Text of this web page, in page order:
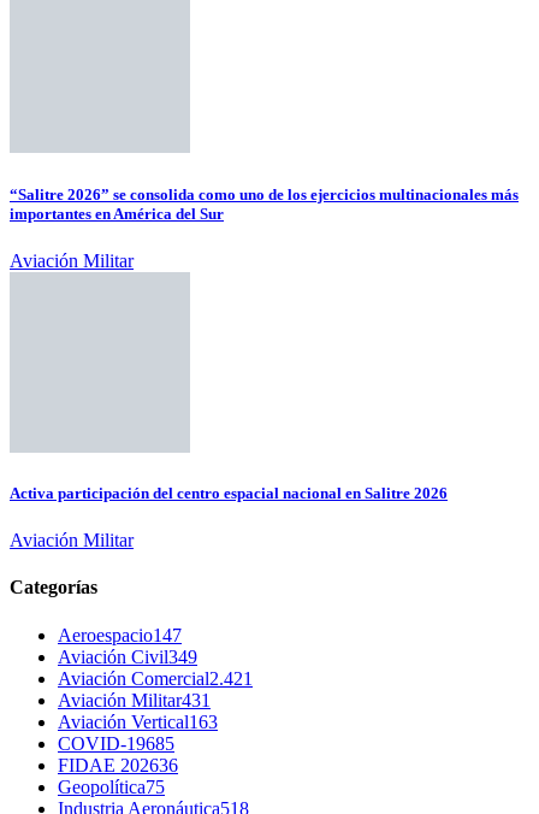
“Salitre 2026” se consolida como uno de los ejercicios multinacionales más
importantes en América del Sur
Aviación Militar
Activa participación del centro espacial nacional en Salitre 2026
Aviación Militar
Categorías
Aeroespacio147
Aviación Civil349
Aviación Comercial2.421
Aviación Militar431
Aviación Vertical163
COVID-19685
FIDAE 202636
Geopolítica75
Industria Aeronáutica518